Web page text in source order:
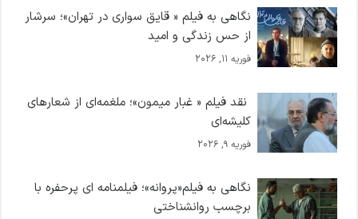
نگاهی به فیلم « قایق سواری در تهران»؛ سرشار
از حس زندگی و امید
فوریه 11, 2026
نقد فیلم « غبار میمون»؛ ملغمه‌ای از شعارهای
کلیشه‌ای
فوریه 9, 2026
نگاهی به فیلم«پروانه»؛ فیلمنامه ای پرحفره با
برچسب روانشناختی